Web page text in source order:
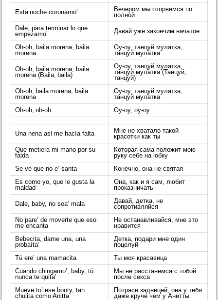
Esta noche coronamo’
Вечером мы оторвемся по
полной
Dale, para terminar lo que
empezamo’
Давай уже закончим начатое
Oh-oh, baila morena, baila
morena
Оу-оу, танцуй мулатка,
танцуй мулатка
Oh-oh, baila morena, baila
morena (Baila, baila)
Оу-оу, танцуй мулатка,
танцуй мулатка (Танцуй,
танцуй)
Oh-oh, baila morena, baila
morena
Оу-оу, танцуй мулатка,
танцуй мулатка
Oh-oh, oh-oh
Оу-оу, оу-оу
Una nena así me hacía falta
Мне не хватало такой
красотки как ты
Que metiera mi mano por su
falda
Которая сама положит мою
руку себе на юбку
Se ve que no e’ santa
Конечно, она не святая
Es como yo, que le gusta la
maldad
Она, как и я сам, любит
проказничать
Dale, baby, no sea’ mala
Давай, детка, не
сопротивляйся
No pare’ de moverte que eso
me encanta
Не останавливайся, мне это
нравится
Bebecita, dame una, una
probaíta’
Детка, подари мне один
поцелуй
Tú ere’ una mamacita
Ты моя красавица
Cuando chingamo’, baby, tú
nunca te quita’
Мы не расстанемся с тобой
после секса
Mueve to’ ese booty, tan
chulita como Anitta
Потряси задницей, она у тебя
даже круче чем у Анитты